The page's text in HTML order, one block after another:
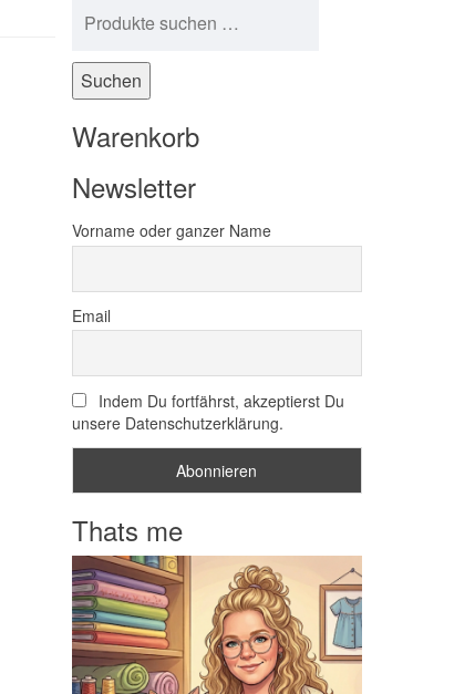
Suchen
Warenkorb
Newsletter
Vorname oder ganzer Name
Email
Indem Du fortfährst, akzeptierst Du
unsere Datenschutzerklärung.
Thats me